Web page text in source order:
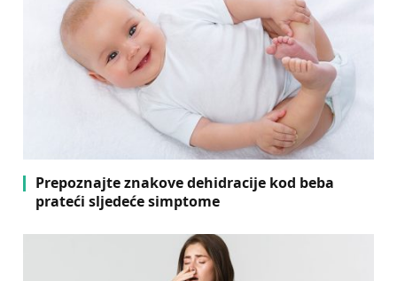
Prepoznajte znakove dehidracije kod beba
prateći sljedeće simptome